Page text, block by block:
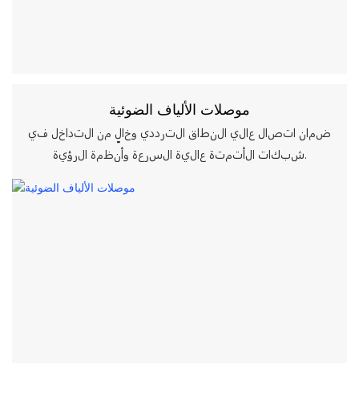
موصلات الألياف الضوئية
ضمان اتصال عالي النطاق الترددي وخالٍ من التداخل في
شبكات الأتمتة عالية السرعة وأنظمة الرؤية.